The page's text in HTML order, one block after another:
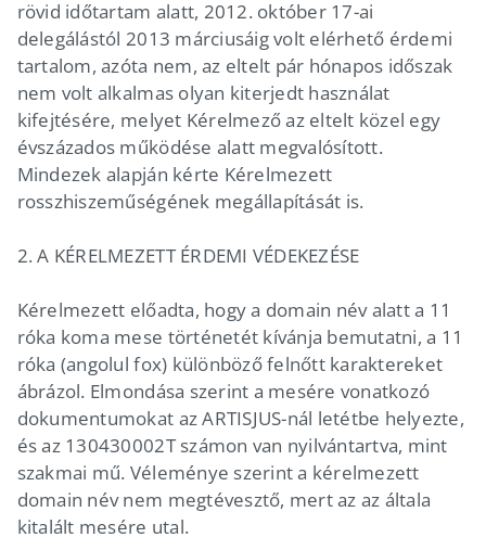
rövid időtartam alatt, 2012. október 17-ai
delegálástól 2013 márciusáig volt elérhető érdemi
tartalom, azóta nem, az eltelt pár hónapos időszak
nem volt alkalmas olyan kiterjedt használat
kifejtésére, melyet Kérelmező az eltelt közel egy
évszázados működése alatt megvalósított.
Mindezek alapján kérte Kérelmezett
rosszhiszeműségének megállapítását is.
2. A KÉRELMEZETT ÉRDEMI VÉDEKEZÉSE
Kérelmezett előadta, hogy a domain név alatt a 11
róka koma mese történetét kívánja bemutatni, a 11
róka (angolul fox) különböző felnőtt karaktereket
ábrázol. Elmondása szerint a mesére vonatkozó
dokumentumokat az ARTISJUS-nál letétbe helyezte,
és az 130430002T számon van nyilvántartva, mint
szakmai mű. Véleménye szerint a kérelmezett
domain név nem megtévesztő, mert az az általa
kitalált mesére utal.